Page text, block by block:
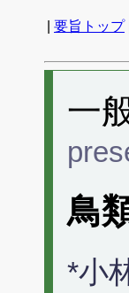
要旨トップ|
一
鳥
*小